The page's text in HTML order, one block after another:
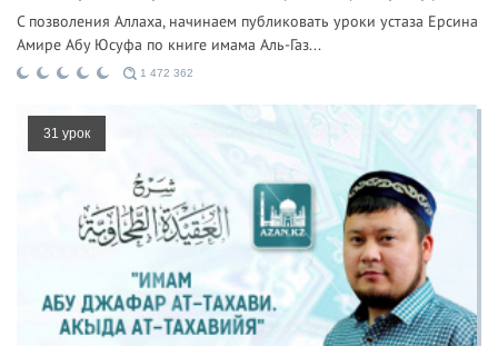
С позволения Аллаха, начинаем публиковать уроки устаза Ерсина
Амире Абу Юсуфа по книге имама Аль-Газ...
1 472 362
31 урок